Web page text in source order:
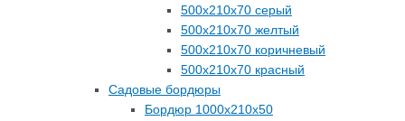
500х210х70 серый
500х210х70 желтый
500х210х70 коричневый
500х210х70 красный
Садовые бордюры
Бордюр 1000х210х50